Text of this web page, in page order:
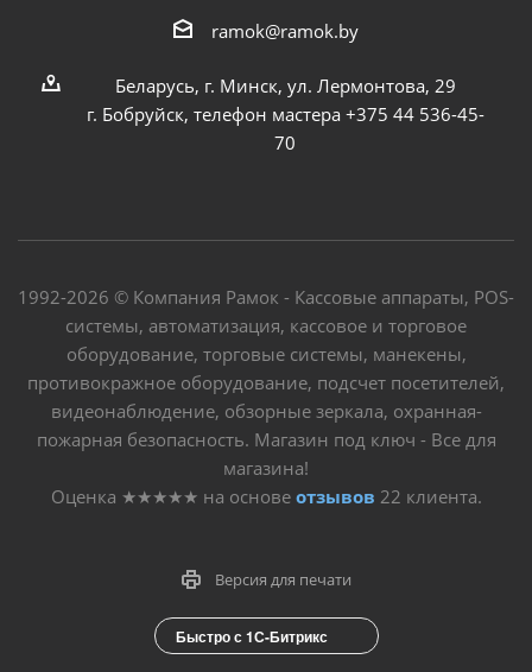
ramok@ramok.by
Беларусь, г. Минск, ул. Лермонтова, 29
г. Бобруйск, телефон мастера +375 44 536-45-
70
1992-2026 © Компания Рамок - Кассовые аппараты, POS-
системы, автоматизация, кассовое и торговое
оборудование, торговые системы, манекены,
противокражное оборудование, подсчет посетителей,
видеонаблюдение, обзорные зеркала, охранная-
пожарная безопасность. Магазин под ключ - Все для
магазина!
Оценка ★★★★★ на основе отзывов 22 клиента.
Версия для печати
Быстро с 1С-Битрикс